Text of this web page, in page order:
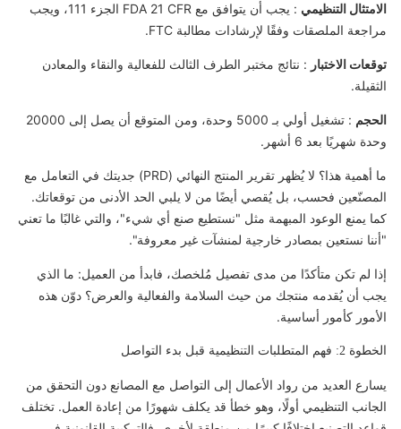
الامتثال التنظيمي
: يجب أن يتوافق مع FDA 21 CFR الجزء 111، ويجب
مراجعة الملصقات وفقًا لإرشادات مطالبة FTC.
توقعات الاختبار : نتائج مختبر الطرف الثالث للفعالية والنقاء والمعادن
الثقيلة.
الحجم
: تشغيل أولي بـ 5000 وحدة، ومن المتوقع أن يصل إلى 20000
وحدة شهريًا بعد 6 أشهر.
ما أهمية هذا؟ لا يُظهر تقرير المنتج النهائي (PRD) جديتك في التعامل مع
المصنّعين فحسب، بل يُقصي أيضًا من لا يلبي الحد الأدنى من توقعاتك.
كما يمنع الوعود المبهمة مثل "نستطيع صنع أي شيء"، والتي غالبًا ما تعني
"أننا نستعين بمصادر خارجية لمنشآت غير معروفة".
إذا لم تكن متأكدًا من مدى تفصيل مُلخصك، فابدأ من العميل: ما الذي
يجب أن يُقدمه منتجك من حيث السلامة والفعالية والعرض؟ دوّن هذه
الأمور كأمور أساسية.
الخطوة 2: فهم المتطلبات التنظيمية قبل بدء التواصل
يسارع العديد من رواد الأعمال إلى التواصل مع المصانع دون التحقق من
الجانب التنظيمي أولًا، وهو خطأ قد يكلف شهورًا من إعادة العمل. تختلف